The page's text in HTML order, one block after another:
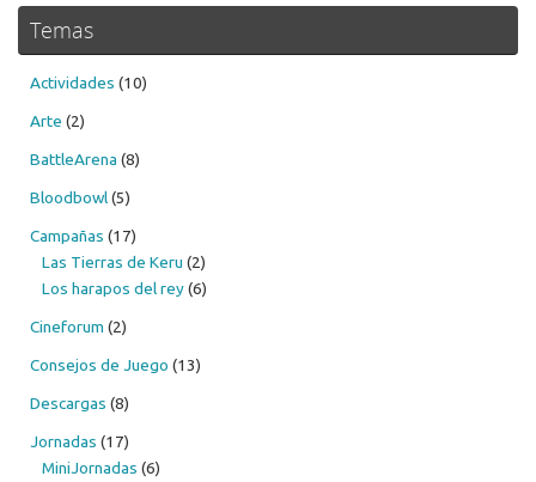
Temas
Actividades (10)
Arte (2)
BattleArena (8)
Bloodbowl(5)
Campañas (17)
Las Tierras de Keru (2)
Los harapos del rey(6)
Cineforum (2)
Consejos de Juego (13)
Descargas (8)
Jornadas (17)
MiniJornadas (6)